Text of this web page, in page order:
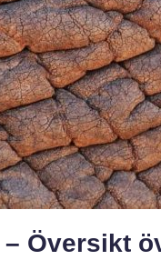
– Översikt